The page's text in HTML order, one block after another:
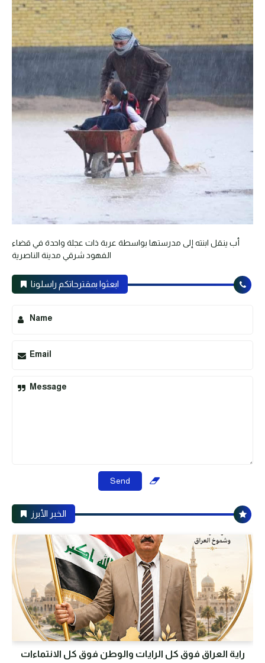
أب ينقل ابنته إلى مدرستها بواسطة عربة ذات عجلة واحدة في قضاء
الفهود شرقي مدينة الناصرية
ابعثوا بمقترحاتكم راسلونا
Name
Email
Message
الخبر الأبرز
راية العراق فوق كل الرايات والوطن فوق كل الانتماءات